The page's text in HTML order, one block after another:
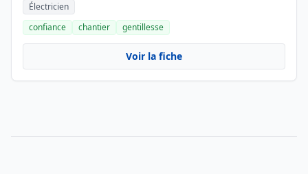
Électricien
confiance
chantier gentillesse
Voir la fiche